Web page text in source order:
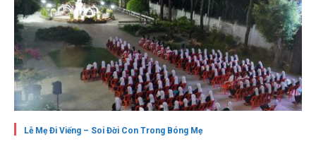
Lễ Mẹ Đi Viếng – Soi Đời Con Trong Bóng Mẹ